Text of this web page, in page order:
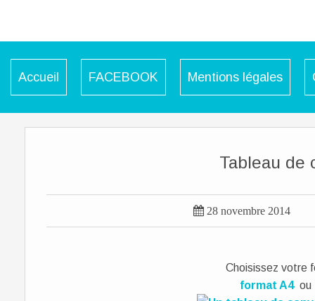
Accueil FACEBOOK Mentions légales
Tableau de
 28 novembre 2014
Choisissez votre
format A4